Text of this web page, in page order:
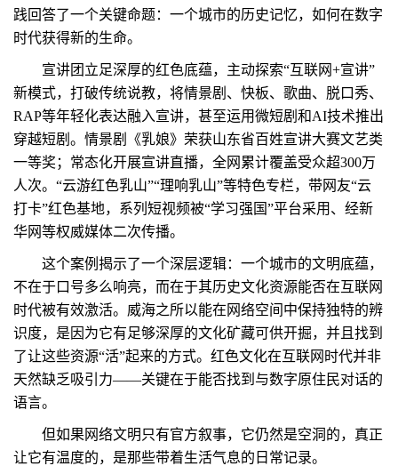
践回答了一个关键命题：一个城市的历史记忆，如何在数字
时代获得新的生命。
宣讲团立足深厚的红色底蕴，主动探索“互联网+宣讲”
新模式，打破传统说教，将情景剧、快板、歌曲、脱口秀、
RAP等年轻化表达融入宣讲，甚至运用微短剧和AI技术推出
穿越短剧。情景剧《乳娘》荣获山东省百姓宣讲大赛文艺类
一等奖；常态化开展宣讲直播，全网累计覆盖受众超300万
人次。“云游红色乳山”“理响乳山”等特色专栏，带网友“云
打卡”红色基地，系列短视频被“学习强国”平台采用、经新
华网等权威媒体二次传播。
这个案例揭示了一个深层逻辑：一个城市的文明底蕴，
不在于口号多么响亮，而在于其历史文化资源能否在互联网
时代被有效激活。威海之所以能在网络空间中保持独特的辨
识度，是因为它有足够深厚的文化矿藏可供开掘，并且找到
了让这些资源“活”起来的方式。红色文化在互联网时代并非
天然缺乏吸引力——关键在于能否找到与数字原住民对话的
语言。
但如果网络文明只有官方叙事，它仍然是空洞的，真正
让它有温度的，是那些带着生活气息的日常记录。